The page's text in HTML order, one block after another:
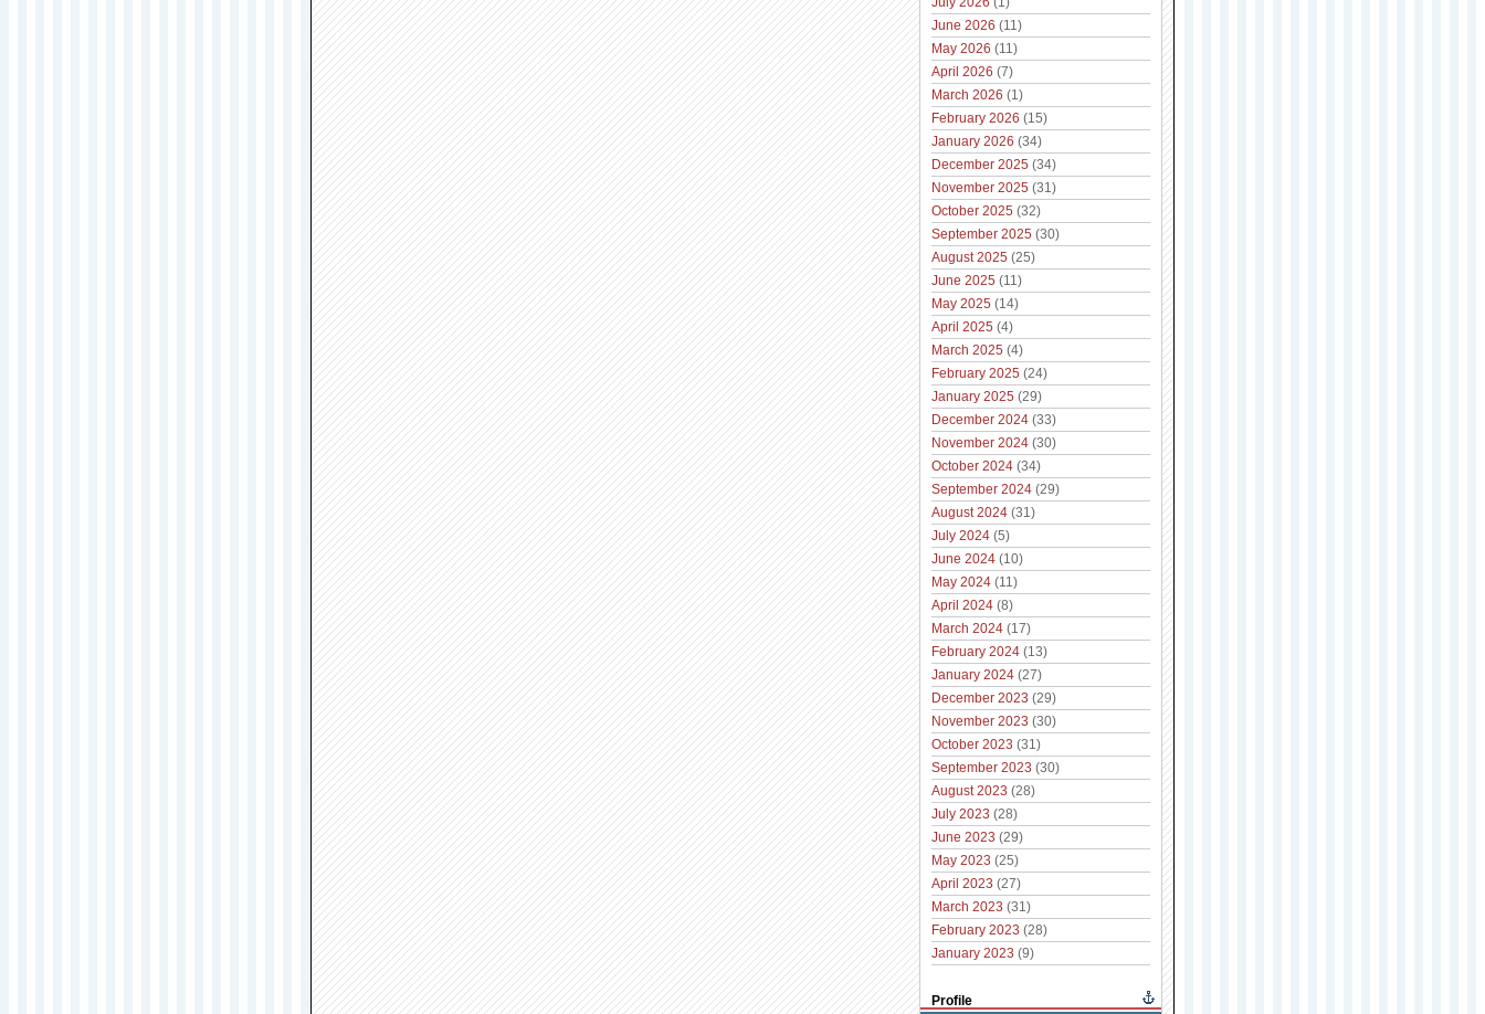
June 2026 (11)
May 2026 (11)
April 2026 (7)
March 2026 (1)
February 2026 (15)
January 2026 (34)
December 2025 (34)
November 2025 (31)
October 2025 (32)
September 2025 (30)
August 2025 (25)
June 2025 (11)
May 2025 (14)
April 2025 (4)
March 2025 (4)
February 2025 (24)
January 2025 (29)
December 2024 (33)
November 2024 (30)
October 2024 (34)
September 2024 (29)
August 2024 (31)
July 2024 (5)
June 2024 (10)
May 2024 (11)
April 2024 (8)
March 2024 (17)
February 2024 (13)
January 2024 (27)
December 2023 (29)
November 2023 (30)
October 2023 (31)
September 2023 (30)
August 2023 (28)
July 2023 (28)
June 2023 (29)
May 2023 (25)
April 2023 (27)
March 2023 (31)
February 2023 (28)
January 2023 (9)
Profile